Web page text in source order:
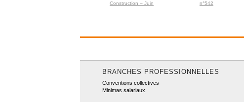
Construction – Juin
n°542
BRANCHES PROFESSIONNELLES
Conventions collectives
Minimas salariaux